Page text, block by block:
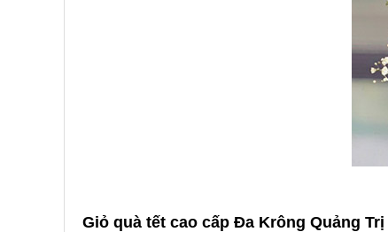
Giỏ quà tết cao cấp Đa Krông Quảng Trị